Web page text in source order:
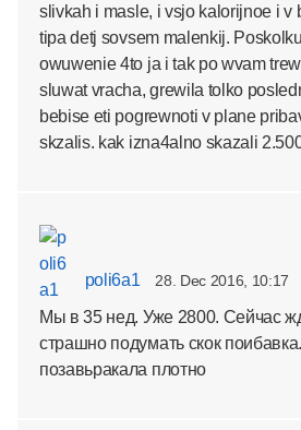
slivkah i masle, i vsjo kalorijnoe i v
tipa detj sovsem malenkij.
owuwenie 4to ja i tak po wvam
sluwat vracha, grewila tolko
bebise eti pogrewnoti v plane
skzalis. kak izna4alno skazali
poli6a1 28. Dec 2016, 10:17
Мы в 35 нед. Уже 2800. Сейчас
страшно подумать скок
позавьракала плотно